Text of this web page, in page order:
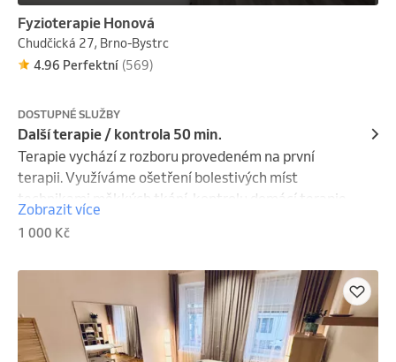
Fyzioterapie Honová
Chudčická 27, Brno-Bystrc
4.96 Perfektní (569)
DOSTUPNÉ SLUŽBY
Další terapie / kontrola 50 min.
Terapie vychází z rozboru provedeném na první
terapii. Využíváme ošetření bolestivých míst
technikami měkkých tkání, kontrolu domácí terapie
ev. přepracování nebo rozšíření domácího plánu.
Včetně zaslání záznamu mailem. Objednáním
na webu v záložce Ordinace.
Zobrazit více
1 000 Kč